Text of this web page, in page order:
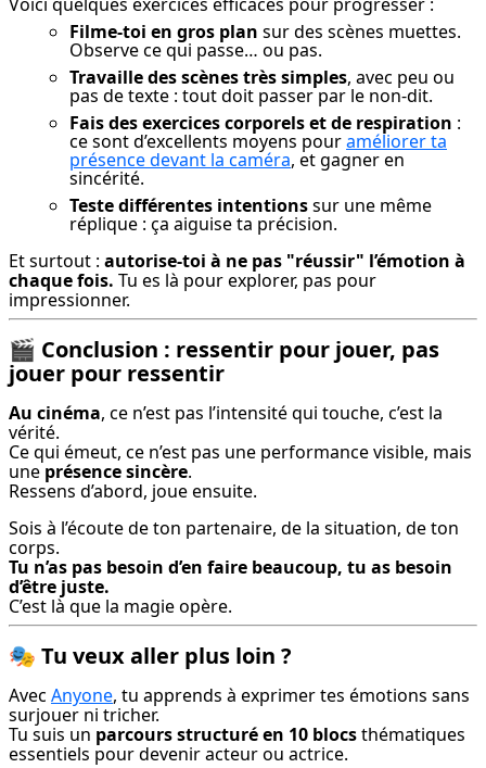
Filme-toi en gros plan sur des scènes muettes.
Observe ce qui passe… ou pas.
Travaille des scènes très simples, avec peu ou
pas de texte : tout doit passer par le non-dit.
Fais des exercices corporels et de respiration :
ce sont d’excellents moyens pouraméliorer ta
présence devant la caméra, et gagner en
sincérité.
Teste différentes intentionssur une même
réplique : ça aiguise ta précision.
Et surtout : autorise-toi à ne pas "réussir" l’émotion à
chaque fois. Tu es là pour explorer, pas pour
impressionner.
🎬 Conclusion : ressentir pour jouer, pas
jouer pour ressentir
Au cinéma, ce n’est pas l’intensité qui touche, c’est la
vérité.
Ce qui émeut, ce n’est pas une performance visible, mais
une présence sincère.
Ressens d’abord, joue ensuite.
Sois à l’écoute de ton partenaire, de la situation, de ton
Tu n’as pas besoin d’en faire beaucoup, tu as besoin
d’être juste.
C’est là que la magie opère.
🎭 Tu veux aller plus loin ?
Avec Anyone, tu apprends à exprimer tes émotions sans
surjouer ni tricher.
Tu suis un parcours structuré en 10 blocs thématiques
essentiels pour devenir acteur ou actrice.